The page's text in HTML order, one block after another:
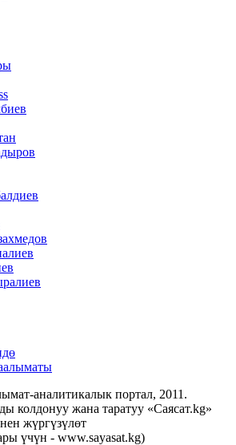
аналитикалык портал, 2011.
колдонуу жана таратуу «Саясат.kg»
жүргүзүлөт
үчүн - www.sayasat.kg)